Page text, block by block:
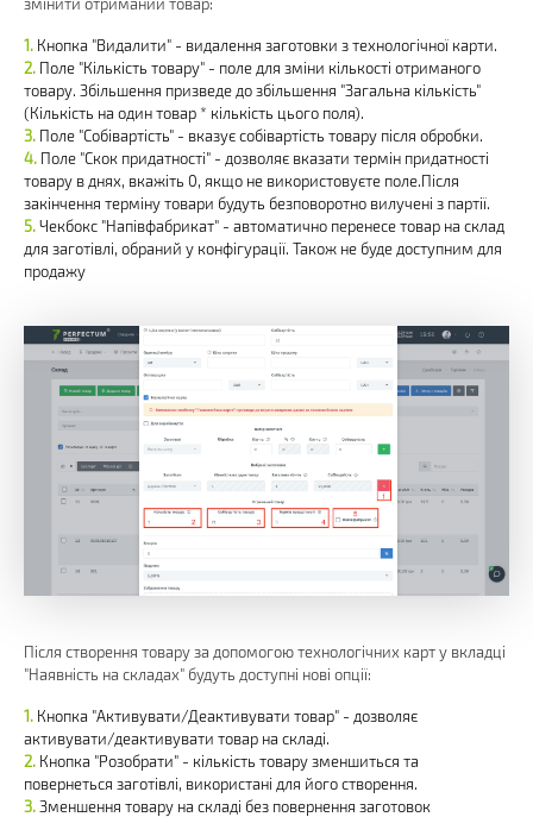
змінити отриманий товар:
Кнопка "Видалити" - видалення заготовки з технологічної карти.
Поле "Кількість товару" - поле для зміни кількості отриманого
товару. Збільшення призведе до збільшення "Загальна кількість"
(Кількість на один товар * кількість цього поля).
Поле "Собівартість" - вказує собівартість товару після обробки.
Поле "Скок придатності" - дозволяє вказати термін придатності
товару в днях, вкажіть 0, якщо не використовуєте поле.Після
закінчення терміну товари будуть безповоротно вилучені з партії.
Чекбокс "Напівфабрикат" - автоматично перенесе товар на склад
для заготівлі, обраний у конфігурації. Також не буде доступним для
продажу
Після створення товару за допомогою технологічних карт у вкладці
"Наявність на складах" будуть доступні нові опції:
Кнопка "Активувати/Деактивувати товар" - дозволяє
активувати/деактивувати товар на складі.
Кнопка "Розобрати" - кількість товару зменшиться та
повернеться заготівлі, використані для його створення.
Зменшення товару на складі без повернення заготовок